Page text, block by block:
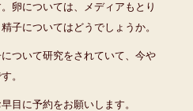
卵については、メディアもとり
子についてはどうでしょうか。
ついて研究をされていて、今や
。
目に予約をお願いします。